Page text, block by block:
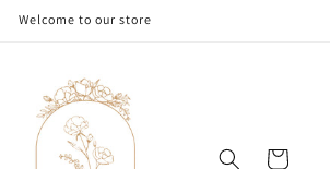
Welcome to our store
Panier